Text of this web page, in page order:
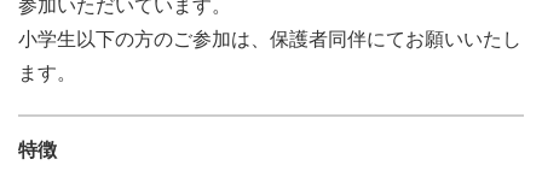
参加いただいています。
小学生以下の方のご参加は、保護者同伴にてお願いいたし
ます。
特徴